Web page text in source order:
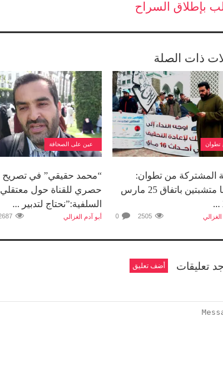
بإطلاق السراح
ذات الصلة
تطوان
المشتركة من تطوان:
مازلنا متشبتين باتفاق 25 مارس
0
عين على الصحافة
“محمد حقيقي” في تصريح
حصري للقناة حول معتقلي
السلفية:”نحتاج لتدبير ...
أبو آدم الغزالي
تعليقات أضف تعليق